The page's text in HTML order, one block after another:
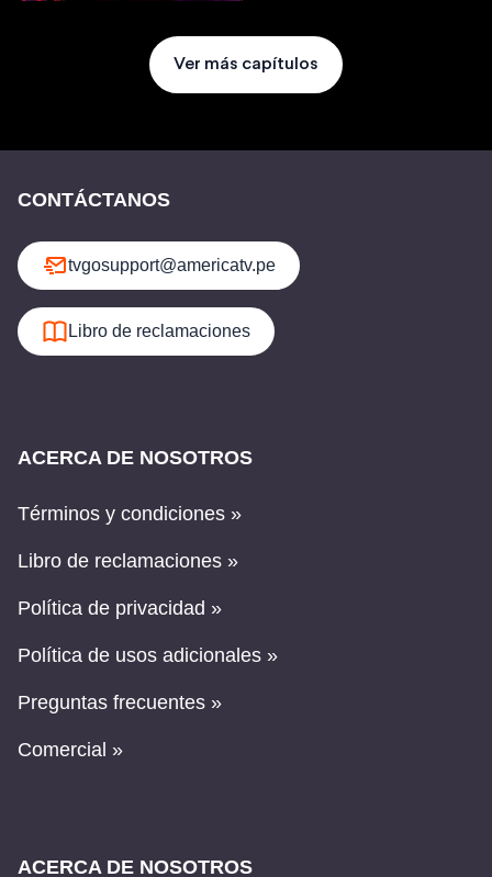
Ver más capítulos
CONTÁCTANOS
tvgosupport@americatv.pe
Libro de reclamaciones
ACERCA DE NOSOTROS
Términos y condiciones »
Libro de reclamaciones »
Política de privacidad »
Política de usos adicionales »
Preguntas frecuentes »
Comercial »
ACERCA DE NOSOTROS